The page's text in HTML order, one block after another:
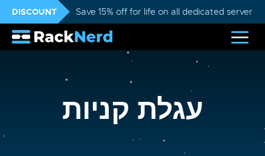
DISCOUNT Save 15% off for life on all dedicated servers
עגלת קניות